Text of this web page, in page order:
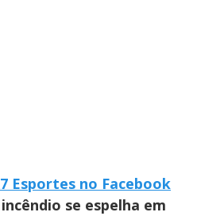
Esportes no Facebook
se espelha em